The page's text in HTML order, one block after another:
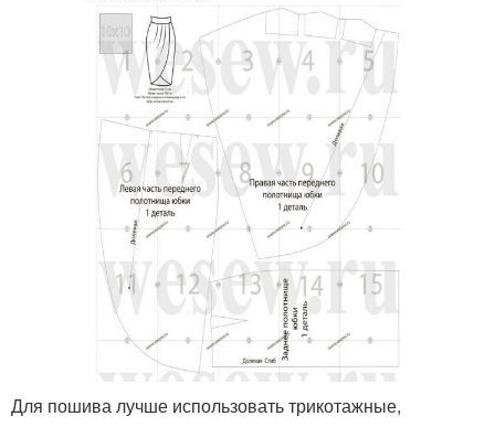
Для пошива лучше использовать трикотажные,